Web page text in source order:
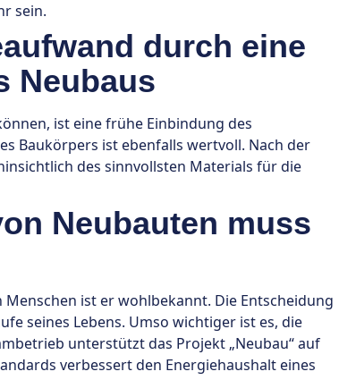
sein.
durch eine
Neubaus
ist eine frühe Einbindung des
Baukörpers ist ebenfalls wertvoll. Nach der
des sinnvollsten Materials für die
Neubauten muss
ist er wohlbekannt. Die Entscheidung
seines Lebens. Umso wichtiger ist es, die
unterstützt das Projekt „Neubau“ auf
verbessert den Energiehaushalt eines